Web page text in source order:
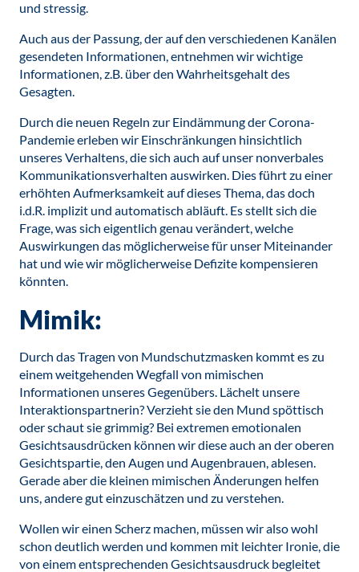
und stressig.
Auch aus der Passung, der auf den verschiedenen Kanälen
gesendeten Informationen, entnehmen wir wichtige
Informationen, z.B. über den Wahrheitsgehalt des
Gesagten.
Durch die neuen Regeln zur Eindämmung der Corona-
Pandemie erleben wir Einschränkungen hinsichtlich
unseres Verhaltens, die sich auch auf unser nonverbales
Kommunikationsverhalten auswirken. Dies führt zu einer
erhöhten Aufmerksamkeit auf dieses Thema, das doch
i.d.R. implizit und automatisch abläuft. Es stellt sich die
Frage, was sich eigentlich genau verändert, welche
Auswirkungen das möglicherweise für unser Miteinander
hat und wie wir möglicherweise Defizite kompensieren
könnten.
Mimik:
Durch das Tragen von Mundschutzmasken kommt es zu
einem weitgehenden Wegfall von mimischen
Informationen unseres Gegenübers. Lächelt unsere
Interaktionspartnerin? Verzieht sie den Mund spöttisch
oder schaut sie grimmig? Bei extremen emotionalen
Gesichtsausdrücken können wir diese auch an der oberen
Gesichtspartie, den Augen und Augenbrauen, ablesen.
Gerade aber die kleinen mimischen Änderungen helfen
uns, andere gut einzuschätzen und zu verstehen.
Wollen wir einen Scherz machen, müssen wir also wohl
schon deutlich werden und kommen mit leichter Ironie, die
von einem entsprechenden Gesichtsausdruck begleitet